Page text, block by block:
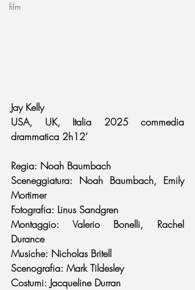
film
Jay Kelly
USA, UK, Italia 2025 commedia
drammatica 2h12’
Regia: Noah Baumbach
Sceneggiatura: Noah Baumbach, Emily
Mortimer
Fotografia: Linus Sandgren
Montaggio: Valerio Bonelli, Rachel
Durance
Musiche: Nicholas Britell
Scenografia: Mark Tildesley
Costumi: Jacqueline Durran